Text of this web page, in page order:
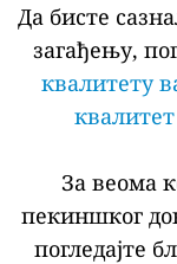
Да бисте
загађењу,
квалитету
За веома
пекиншког
погледајте